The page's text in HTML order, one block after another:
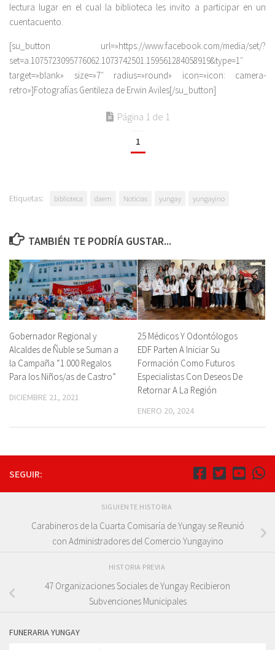
lectura lugar en el cual la biblioteca les invito a participar en un
cuentacuento.
[su_button url=»https://www.facebook.com/media/set/?
set=a.1075723095776062.1073742501.159561284058919&type=1″
target=»blank» size=»7″ radius=»round» icon=»icon: camera-
retro»]Fotografías Gentileza de Erwin Aviles[/su_button]
Página 1 de 1
1
Etiquetas: biblioteca daem Noticias yungay yungayino
TAMBIÉN TE PODRÍA GUSTAR...
Gobernador Regional y
Alcaldes de Ñuble se Suman a
la Campaña “1.000 Regalos
Para los Niños/as de Castro”
DICIEMBRE 21, 2021
25 Médicos Y Odontólogos
EDF Parten A Iniciar Su
Formación Como Futuros
Especialistas Con Deseos De
Retornar A La Región
ENERO 20, 2024
SEGUIR:
SIGUIENTE HISTORIA
Carabineros de la Cuarta Comisaría de Yungay se Reunió
con Administradores del Comercio Yungayino
HISTORIA PREVIA
47 Organizaciones Sociales de Yungay Recibieron
Subvenciones Municipales
FUNERARIA YUNGAY